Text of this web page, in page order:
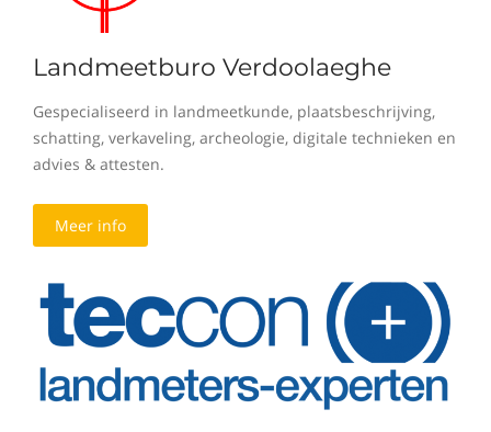
Landmeetburo Verdoolaeghe
Gespecialiseerd in landmeetkunde, plaatsbeschrijving,
schatting, verkaveling, archeologie, digitale technieken en
advies & attesten.
Meer info